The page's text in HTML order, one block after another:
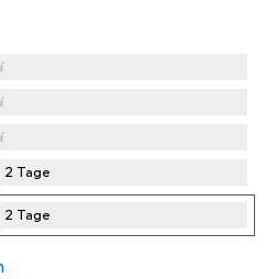
i
i
i
2 Tage
2 Tage